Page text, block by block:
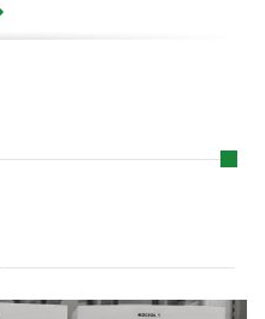
Czym jest magazyn